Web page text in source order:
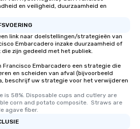
entertainment. All
offering engaging
fascinating stories.
interactive
along the way
ensuring there is
Different Types of
experiences offer the
several renowned
en veiligheid, duurzaamheid en
link naar doelstellingen/strategieën van
Embarcadero inzake duurzaamheid of
zijn gedeeld met het publiek.
Francisco Embarcadero een strategie die
en scheiden van afval (bijvoorbeeld
beschrijf uw strategie voor het verwijderen
is 58%. Disposable cups and cutlery are
corn and potato composite.  Straws are
agave fiber.